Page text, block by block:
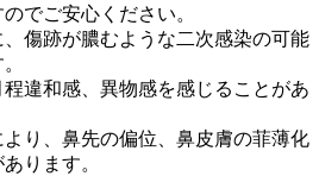
でご安心ください。
傷跡が膿むような二次感染の可能
違和感、異物感を感じることがあ
り、鼻先の偏位、鼻皮膚の菲薄化
ります。